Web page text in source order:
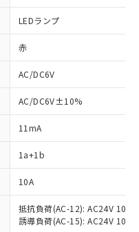
LEDランプ
赤
AC/DC6V
AC/DC6V±10%
11mA
1a+1b
10A
抵抗負荷(AC-12): AC24V 10A/
誘導負荷(AC-15): AC24V
供可能な商品で
る予定のある
令（10物質）の
対応品を出す予
令（10物質）の